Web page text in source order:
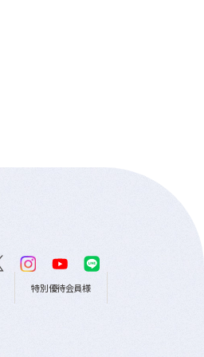
特別優待会員様